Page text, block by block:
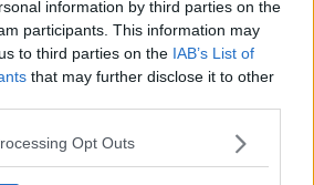
information by third parties on the
participants. This information may
to third parties on the IAB’s List of
that may further disclose it to other
Opt OutsArriva gratis tutti i giorni
tua casella di posta.